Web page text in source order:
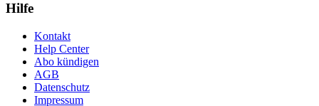
Hilfe
Kontakt
Help Center
Abo kündigen
AGB
Datenschutz
Impressum